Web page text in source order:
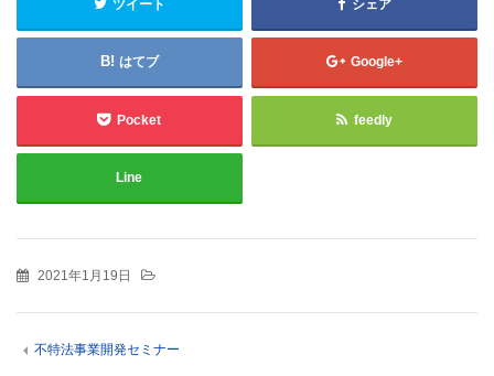
ツイート シェア
はてブ Google+
Pocket feedly
Line
2021年1月19日
不特法事業開発セミナー